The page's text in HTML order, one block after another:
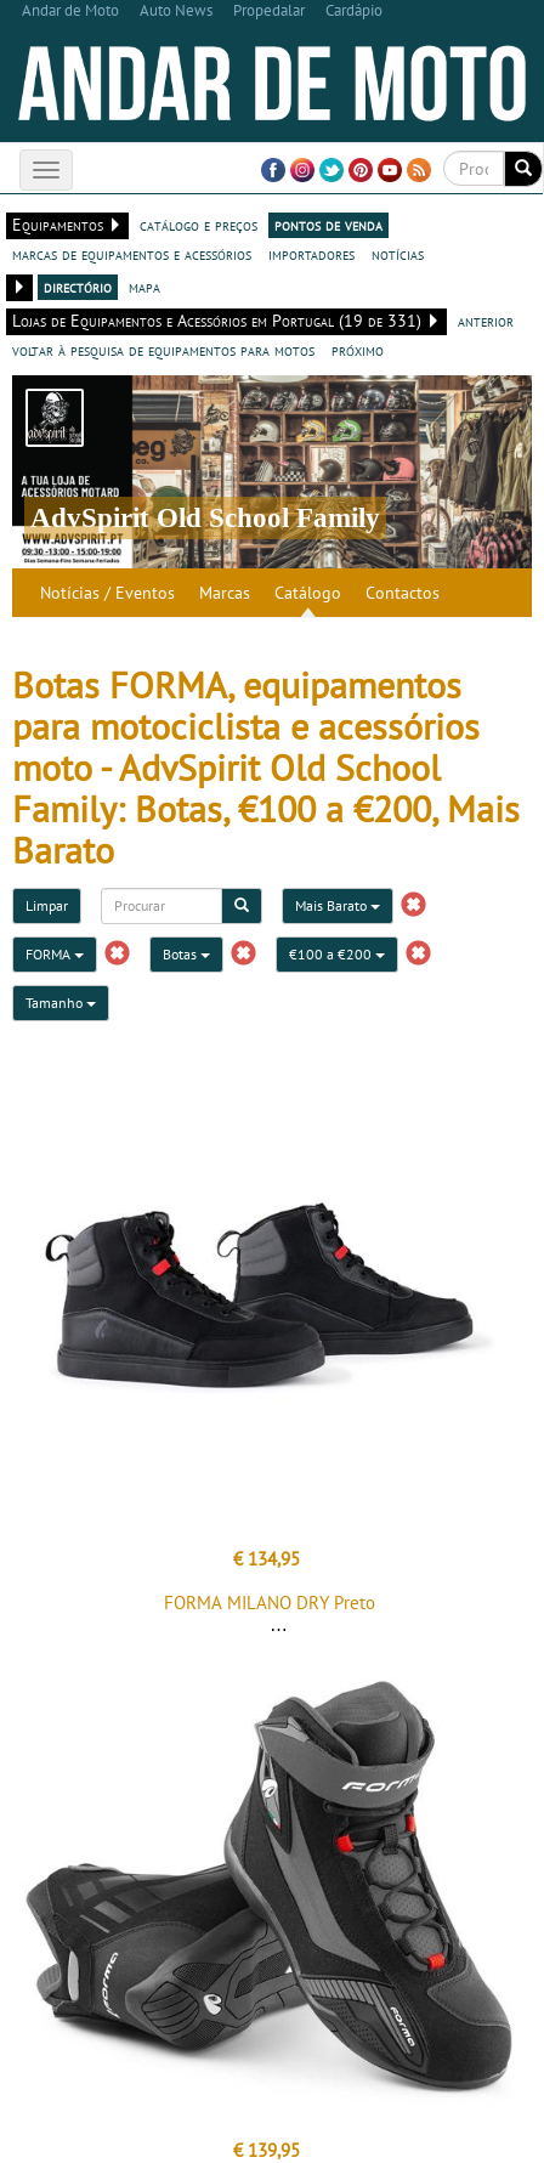
Andar de Moto Auto News Propedalar Cardápio
Toggle
navigation
Equipamentos
catálogo e preços
pontos de venda
marcas de equipamentos e acessórios
importadores
notícias
directório
mapa
Lojas de Equipamentos e Acessórios em Portugal (19 de 331)
anterior
voltar à pesquisa de equipamentos para motos
próximo
AdvSpirit Old School Family
Notícias / Eventos Marcas Catálogo Contactos
Botas FORMA, equipamentos
para motociclista e acessórios
moto - AdvSpirit Old School
Family: Botas, €100 a €200, Mais
Barato
Limpar Mais Barato
FORMA Botas €100 a €200
Tamanho
€ 134,95
FORMA MILANO DRY Preto
€ 139,95